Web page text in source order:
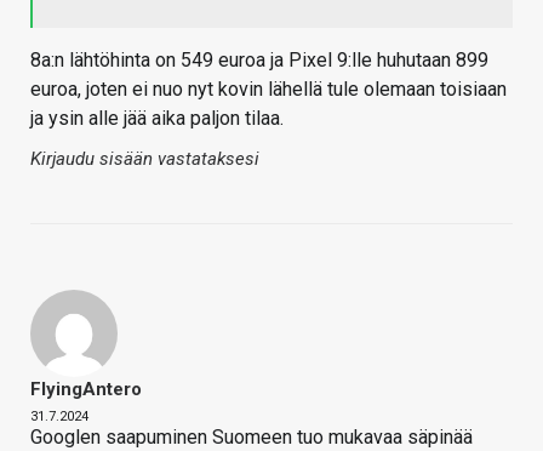
8a:n lähtöhinta on 549 euroa ja Pixel 9:lle huhutaan 899
euroa, joten ei nuo nyt kovin lähellä tule olemaan toisiaan
ja ysin alle jää aika paljon tilaa.
Kirjaudu sisään vastataksesi
FlyingAntero
31.7.2024
Googlen saapuminen Suomeen tuo mukavaa säpinää